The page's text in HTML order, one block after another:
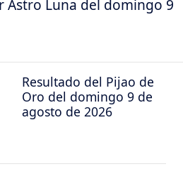
Astro Luna del domingo 9
Resultado del Pijao de
Oro del domingo 9 de
agosto de 2026